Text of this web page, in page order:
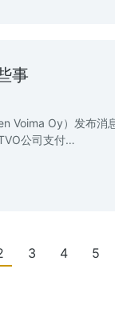
事
Voima Oy）发布
公司支付…
3 4 5